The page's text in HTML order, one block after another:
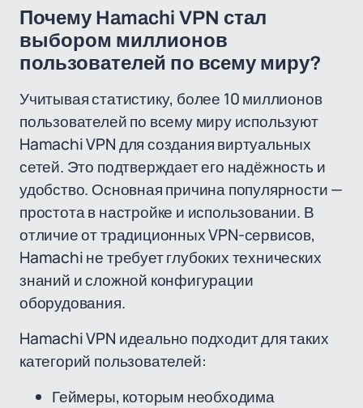
Почему Hamachi VPN стал
выбором миллионов
пользователей по всему миру?
Учитывая статистику, более 10 миллионов
пользователей по всему миру используют
Hamachi VPN для создания виртуальных
сетей. Это подтверждает его надёжность и
удобство. Основная причина популярности —
простота в настройке и использовании. В
отличие от традиционных VPN-сервисов,
Hamachi не требует глубоких технических
знаний и сложной конфигурации
оборудования.
Hamachi VPN идеально подходит для таких
категорий пользователей:
Геймеры, которым необходима